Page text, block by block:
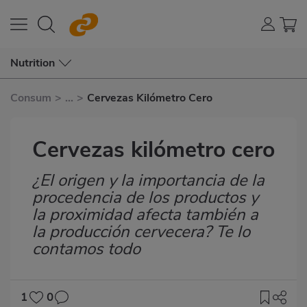
Nutrition
Consum > ... > Cervezas Kilómetro Cero
Cervezas kilómetro cero
Subtítulo
¿El origen y la importancia de la
procedencia de los productos y
la proximidad afecta también a
la producción cervecera? Te lo
contamos todo
1
0